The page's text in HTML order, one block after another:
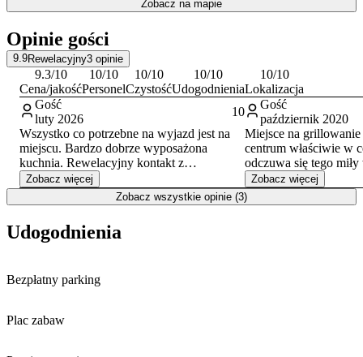
oraz Beskidzką Galerię Sztuki. Niedaleko znajduje się także
Na terenie posesji dostępny jest
budynku można korzystać z bezpłatnego dostępu do internetu Wi-
Fi. Płatności za pobyt realizowane są przelewem bankowym.
Zobacz na mapie
Opinie gości
9.9Rewelacyjny3 opinie
9.3/10
Cena/jakość
10/10
Personel
10/10
Czystość
10/10
Udogodnienia
10/10
Lokalizacja
Gość
luty 2026
10
Wszystko co potrzebne na wyjazd jest na
miejscu. Bardzo dobrze wyposażona
kuchnia. Rewelacyjny kontakt z
właścicielem.
Czysto, ogrodzony teren, parking, blisko
wyciągu na Skrzyczne... W domku jest coś,
jest tutaj bardzo dużo wieszaków, na
Zobacz więcej
Gość
październik 2020
Miejsce na
centrum właściwie w
odczuwa się tego miły
Zobacz więcej
Zobacz wszystkie opinie (3)
Udogodnienia
Bezpłatny parking
Plac zabaw